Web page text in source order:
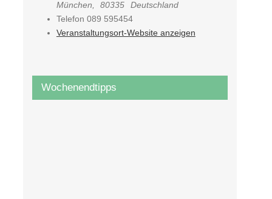
München
80335
Deutschland
Telefon 089 595454
Veranstaltungsort-Website anzeigen
Wochenendtipps